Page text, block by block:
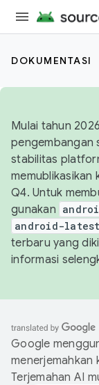
DOKUMENTASI
Mulai tahun
pengembangan
stabilitas
memublikasikan
Q4. Untuk
gunakan
android-
terbaru yang
informasi
Google
menerjemahkan
Terjemahan AI